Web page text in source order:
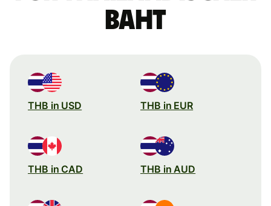
Baht
THB in USD THB in EUR
THB in CAD THB in AUD